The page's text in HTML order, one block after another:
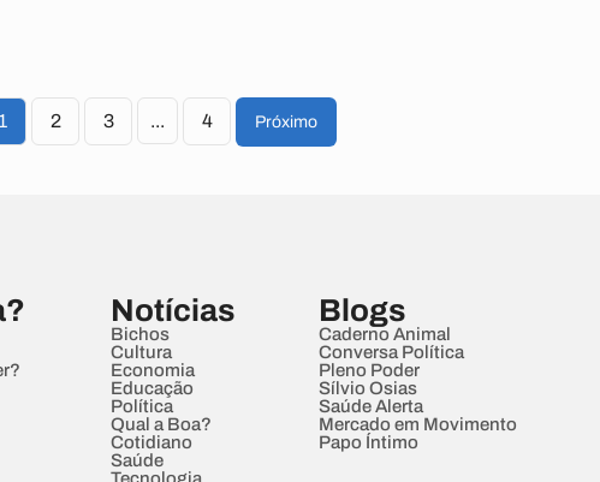
1 2 3 ... 4 Próximo
Notícias
Bichos
Cultura
Economia
Educação
Política
Qual a Boa?
Cotidiano
Saúde
Blogs
Caderno Animal
Conversa Política
Pleno Poder
Sílvio Osias
Saúde Alerta
Mercado em Movimento
Papo Íntimo